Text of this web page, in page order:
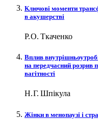
Ключові моменти
в акушерстві
Р. О. Ткаченко
Вплив
на передчасний розрив
вагітності
Н. Г. Шпікула
Жінки в менопаузі і